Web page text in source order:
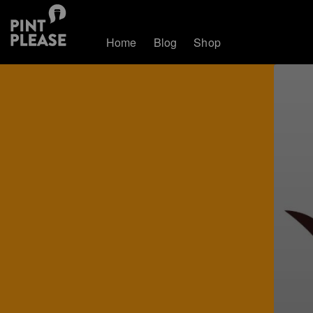
Home Blog Shop